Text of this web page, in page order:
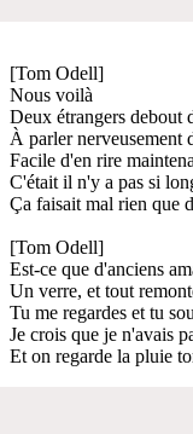
[Tom Odell]
Nous voilà
Deux étrangers debout
À parler nerveusement
Facile d'en rire
C'était il n'y a pas si
Ça faisait mal rien que
[Tom Odell]
Est-ce que d'anciens
Un verre, et tout
Tu me regardes et tu
Je crois que je n'avais
Et on regarde la pluie